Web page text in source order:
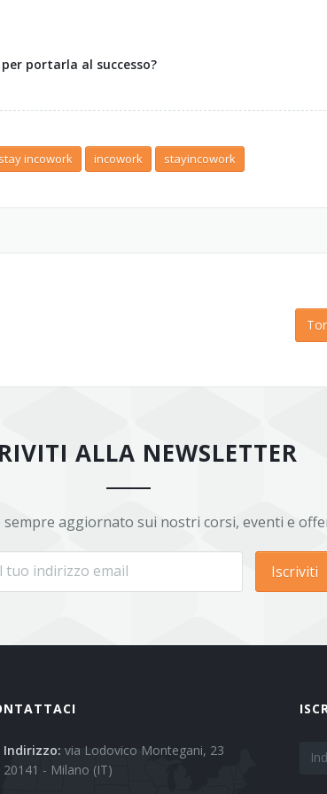
portarla al successo?
stay incowork incowork stayincowork
ALLA NEWSLETTER
sempre aggiornato sui nostri corsi, eventi e
Iscriviti
Indirizzo: via Lodovico Montegani, 23
20141 - Milano (IT)